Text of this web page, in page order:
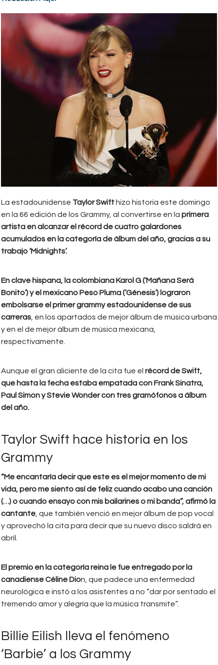
La estadounidense Taylor Swift hizo historia este domingo
en la 66 edición de los Grammy, al convertirse en la primera
artista en alcanzar el récord de cuatro galardones
acumulados en la categoría de álbum del año, gracias a su
trabajo ‘Midnights’.
En clave hispana, la colombiana Karol G (‘Mañana Será
Bonito’) y el mexicano Peso Pluma (‘Génesis’) lograron
embolsarse el primer grammy estadounidense de sus
carreras , en los apartados de mejor álbum de música urbana
y en el de mejor álbum de música mexicana,
respectivamente.
Aunque el gran aliciente de la cita fue el récord de Swift,
que hasta la fecha estaba empatada con Frank Sinatra,
Paul Simon y Stevie Wonder con tres gramófonos a álbum
del año.
Taylor Swift hace historia en los
Grammy
“Me encantaría decir que este es el mejor momento de mi
vida, pero me siento así de feliz cuando acabo una canción
(…) o cuando ensayo con mis bailarines o mi banda”, afirmó la
cantante , que también venció en mejor álbum de pop vocal
y aprovechó la cita para decir que su nuevo disco saldrá en
abril.
El premio en la categoría reina le fue entregado por la
canadiense Céline Dion, que padece una enfermedad
neurológica e instó a los asistentes a no “dar por sentado el
tremendo amor y alegría que la música transmite”.
Billie Eilish lleva el fenómeno
‘Barbie’ a los Grammy